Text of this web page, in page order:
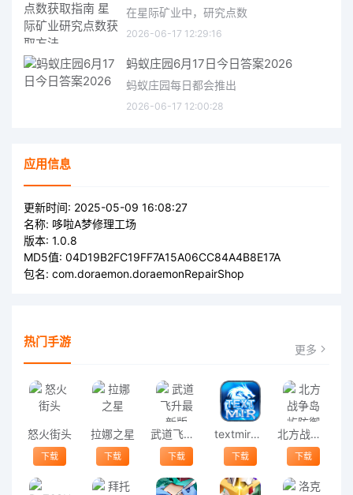
在星际矿业中，研究点数
2026-06-17 12:29:16
蚂蚁庄园6月17日今日答案2026
蚂蚁庄园每日都会推出
2026-06-17 12:00:28
应用信息
更新时间: 2025-05-09 16:08:27
名称: 哆啦A梦修理工场
版本: 1.0.8
MD5值: 04D19B2FC19FF7A15A06CC84A4B8E17A
包名: com.doraemon.doraemonRepairShop
热门手游 更多
怒火街头
下载
拉娜之星
下载
武道飞升最新版
下载
textmir最新版
下载
北方战争岛屿防御
下载